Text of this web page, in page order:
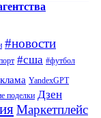
#новости
#сша #футбол
YandexGPT
поделки Дзен
Маркетплейс